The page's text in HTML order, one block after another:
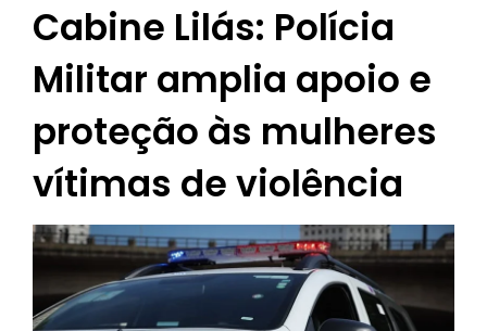
Cabine Lilás: Polícia
Militar amplia apoio e
proteção às mulheres
vítimas de violência